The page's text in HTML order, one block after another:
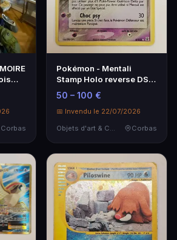
Corbas
Pokémon - Mentali
Stamp Holo reverse DS4
- Ex espèces delta …
50 – 100 €
📅 Invendu le 22/07/2026
Corbas